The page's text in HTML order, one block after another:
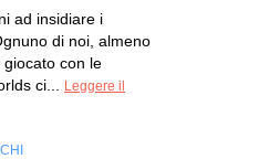
ad insidiare i
di noi, almeno
con le
ci...
Leggere il